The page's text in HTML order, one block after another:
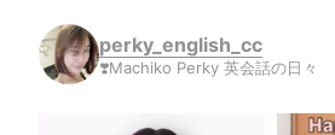
perky_english_cc
❣️Machiko Perky 英会話の日々